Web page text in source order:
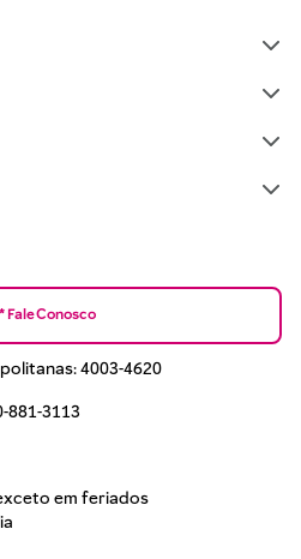
* Fale Conosco
4003-4620
881-3113
em feriados